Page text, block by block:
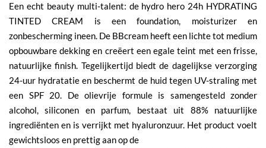
Een echt beauty multi-talent: de hydro hero 24h HYDRATING
TINTED CREAM is een foundation, moisturizer en
zonbescherming ineen. De BBcream heeft een lichte tot medium
opbouwbare dekking en creëert een egale teint met een frisse,
natuurlijke finish. Tegelijkertijd biedt de dagelijkse verzorging
24-uur hydratatie en beschermt de huid tegen UV-straling met
een SPF 20. De olievrije formule is samengesteld zonder
alcohol, siliconen en parfum, bestaat uit 88% natuurlijke
ingrediënten en is verrijkt met hyaluronzuur. Het product voelt
gewichtsloos en prettig aan op de